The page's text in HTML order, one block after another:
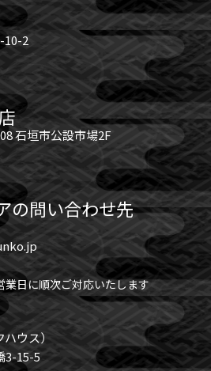
10-2
石垣市公設市場2F
の問い合わせ先
日に順次ご対応いたします
ウス）
3-15-5